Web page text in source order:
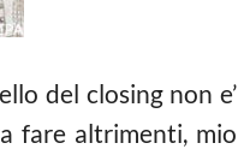
del closing non e’
fare altrimenti, mio